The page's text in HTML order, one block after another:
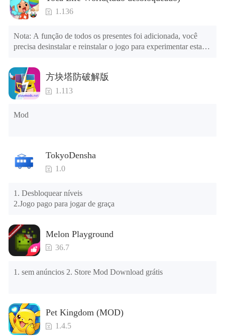
1.136
Nota: A função de todos os presentes foi adicionada, você
precisa desinstalar e reinstalar o jogo para experimentar esta
menu mod
1. O jogo está três vezes mais rápido do que antes
2. Incluindo todos os mapas (incluindo salas e móveis)
3. Inclua todas as funções
4. Todos os presentes estão disponíveis (você pode deslizar
para a extrema direita na agência dos correios, há uma janela à
Dicas: Quando a instalação falhar, consulte as seguintes
Verifique se o mesmo jogo já existe no telefone; em caso
afirmativo, desinstale-o primeiro; ao desinstalar, o arquivo
novamente
Verifique se a memória do telefone é suficiente, caso
contrário, limpe a memória do telefone primeiro e tente
instalar novamente
方块塔防破解版
1.113
Mod
TokyoDensha
1.0
1. Desbloquear níveis
2.Jogo pago para jogar de graça
Melon Playground
36.7
1. sem anúncios 2. Store Mod Download grátis
Pet Kingdom (MOD)
1.4.5